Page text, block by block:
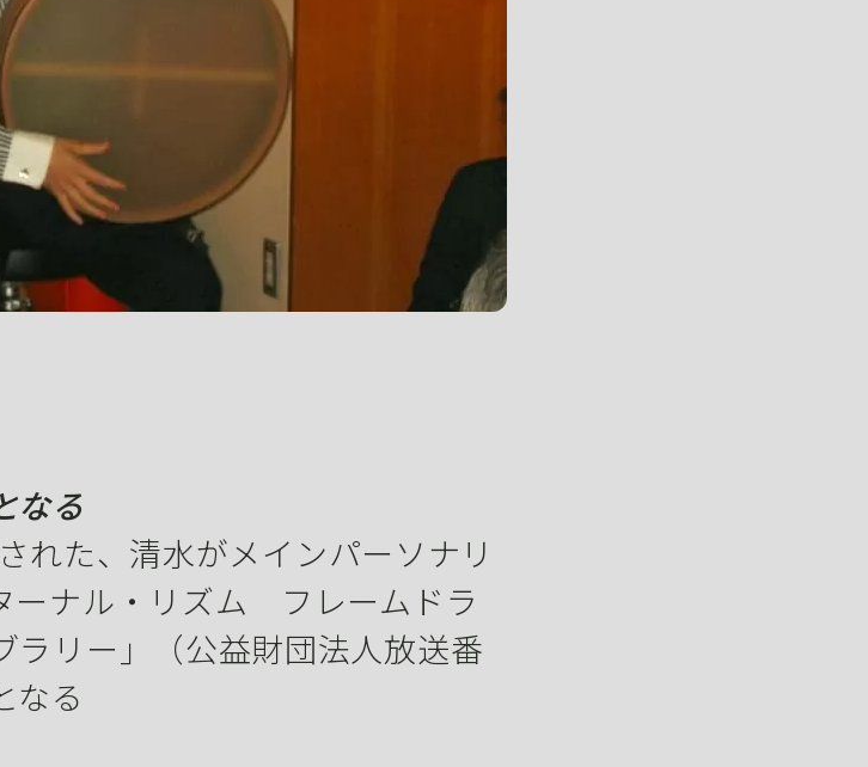
なる
れた、清水がメインパーソナリ
ーナル・リズム フレームドラ
ラリー」（公益財団法人放送番
なる